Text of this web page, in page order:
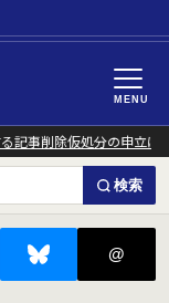
MENU
事削除仮処分の申立につ
検索
@